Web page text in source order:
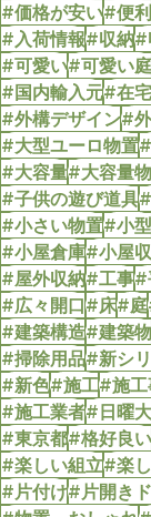
#価格が安い#便利
#入荷情報#収納#
#可愛い#可愛い庭
#国内輸入元#在
#外構デザイン#
#大型ユーロ物置
#大容量#大容量
#子供の遊び道具
#小さい物置#小型
#小屋倉庫#小屋
#屋外収納#工事#
#広々開口#床#庭
#建築構造#建築物
#掃除用品#新シ
#新色#施工#施工
#施工業者#日曜
#東京都#格好良い
#楽しい組立#楽
#片付け#片開き